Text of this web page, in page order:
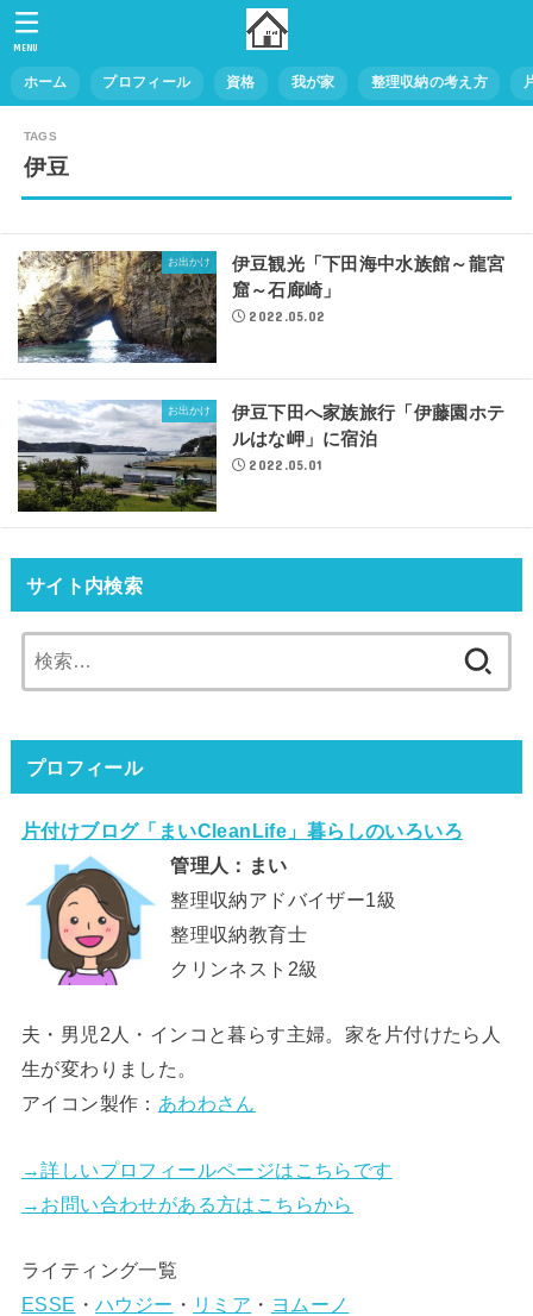
ホーム プロフィール 資格 我が家 整理収納の考え方
MENU
伊豆
お出かけ
伊豆観光「下田海中水族館～龍宮
窟～石廊崎」
2022.05.02
お出かけ
伊豆下田へ家族旅行「伊藤園ホテ
ルはな岬」に宿泊
2022.05.01
サイト内検索
索:
プロフィール
片付けブログ「まいCleanLife」暮らしのいろいろ
管理人：まい
整理収納アドバイザー1級
整理収納教育士
クリンネスト2級
夫・男児2人・インコと暮らす主婦。家を片付けたら人
生が変わりました。
アイコン製作： あわわさん
→詳しいプロフィールページはこちらです
→お問い合わせがある方はこちらから
ライティング一覧
ESSE ・ ハウジー ・ リミア ・ ヨムーノ